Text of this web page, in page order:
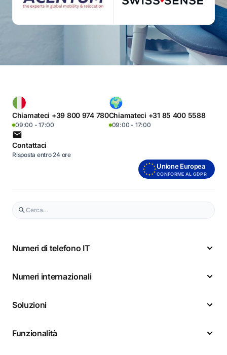
Chiamateci +39 800 974 780
09:00 - 17:00
Chiamateci +31 85 400 5588
09:00 - 17:00
Contattaci
Risposta entro 24 ore
Unione Europea
CONFORME AL GDPR
Numeri di telefono IT
Numeri internazionali
Soluzioni
Funzionalità